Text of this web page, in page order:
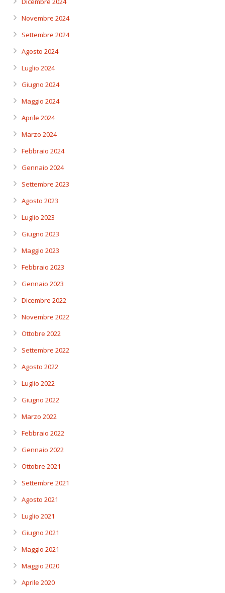
Novembre 2024
Settembre 2024
Agosto 2024
Luglio 2024
Giugno 2024
Maggio 2024
Aprile 2024
Marzo 2024
Febbraio 2024
Gennaio 2024
Settembre 2023
Agosto 2023
Luglio 2023
Giugno 2023
Maggio 2023
Febbraio 2023
Gennaio 2023
Dicembre 2022
Novembre 2022
Ottobre 2022
Settembre 2022
Agosto 2022
Luglio 2022
Giugno 2022
Marzo 2022
Febbraio 2022
Gennaio 2022
Ottobre 2021
Settembre 2021
Agosto 2021
Luglio 2021
Giugno 2021
Maggio 2021
Maggio 2020
Aprile 2020